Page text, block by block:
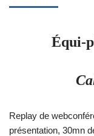
Équi-
Replay de
présentation, 30mn